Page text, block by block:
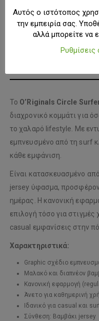
Το O’Riginals Circle
διαχρονικό κομμάτι για
το χαλαρό lifestyle. Με
εμπνευσμένο από τη surf
κάθε εμφάνιση.
Είναι κατασκευασμένο
jersey ύφασμα,
ημέρας. Η κανονική
επιλογή τόσο για
casual εμφανίσεις στην
Χαρακτηριστικά:
Graphic σχέδιο
Μαλακό και διαπνέον
Κανονική εφαρμογή
Άνετο για καθημερινή
Ιδανικό για casual και
Σύνθεση: Βαμβάκι jersey
Αυτός ο ιστότοπος
την εμπειρία σας.
αλλά μπορείτε να
Ρυθμίσεις